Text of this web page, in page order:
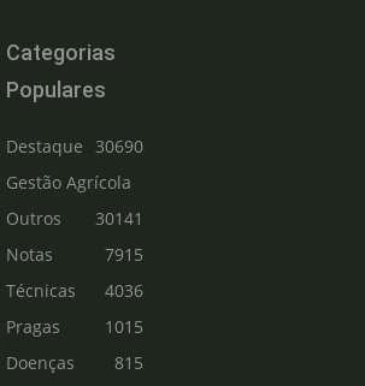
Categorias
Populares
Destaque
30690
Gestão Agrícola
30141
Outros
7915
Notas
Técnicas
4036
Pragas
1015
Doenças
815